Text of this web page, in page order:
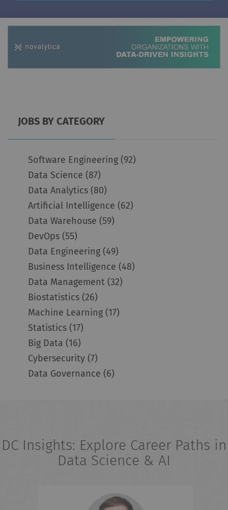
JOBS BY CATEGORY
Software Engineering (92)
Data Science (87)
Data Analytics (80)
Artificial Intelligence (62)
Data Warehouse (59)
DevOps (55)
Data Engineering (49)
Business Intelligence (48)
Data Management (32)
Biostatistics (26)
Machine Learning (17)
Statistics (17)
Big Data (16)
Cybersecurity (7)
Data Governance (6)
DC Insights: Explore Career Paths in
Data Science & AI